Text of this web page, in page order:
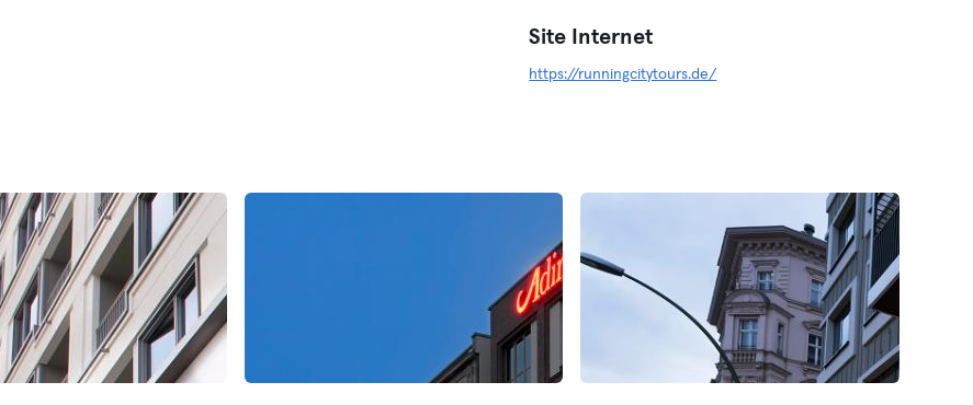
Site Internet
https://runningcitytours.de/